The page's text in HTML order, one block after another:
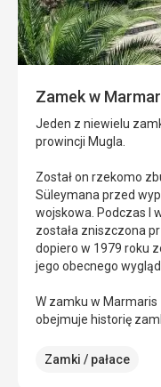
Zamek w
Jeden z niewielu
prowincji Mugla.
Został on rzekomo
Süleymana przed
wojskowa. Podczas I
została zniszczona
dopiero w 1979 roku
jego obecnego
W zamku w
obejmuje historię
Zamki / pałace
Port
ten
jest
domem
jachtów
wycieczkowych,
także
kurortem
turystów.
Znajdziemy
piękne
miejsca
spacerów